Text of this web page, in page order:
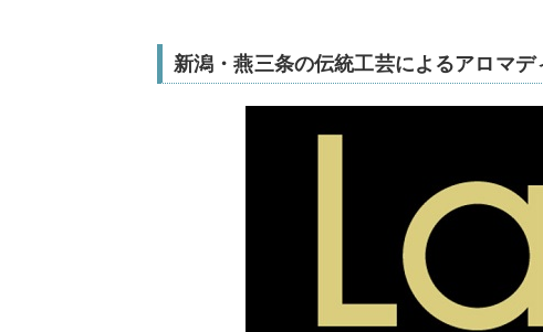
新潟・燕三条の伝統工芸によるアロマデ